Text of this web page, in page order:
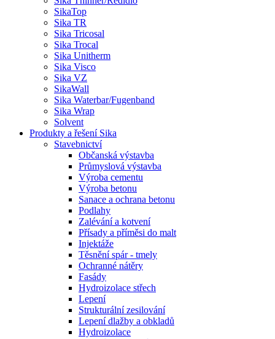
SikaTop
Sika TR
Sika Tricosal
Sika Trocal
Sika Unitherm
Sika Visco
Sika VZ
SikaWall
Sika Waterbar/Fugenband
Sika Wrap
Solvent
Produkty a řešení Sika
Stavebnictví
Občanská výstavba
Průmyslová výstavba
Výroba cementu
Výroba betonu
Sanace a ochrana betonu
Podlahy
Zalévání a kotvení
Přísady a příměsi do malt
Injektáže
Těsnění spár - tmely
Ochranné nátěry
Fasády
Hydroizolace střech
Lepení
Strukturální zesilování
Lepení dlažby a obkladů
Hydroizolace